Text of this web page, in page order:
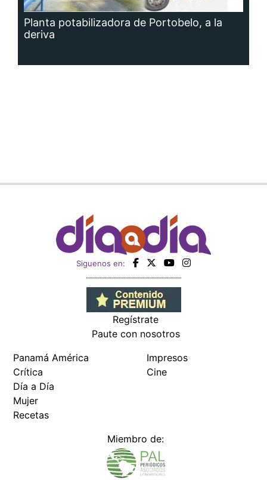
Planta potabilizadora de Portobelo, a la
deriva
Siguenos en:
Regístrate
Paute con nosotros
Panamá América
Crítica
Día a Día
Mujer
Recetas
Impresos
Cine
Miembro de: